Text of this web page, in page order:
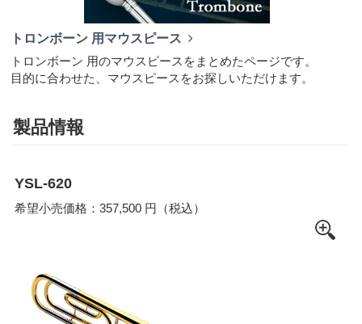
トロンボーン 用マウスピース
トロンボーン 用のマウスピースをまとめたページです。
目的に合わせた、マウスピースをお探しいただけます。
製品情報
YSL-620
希望小売価格：357,500 円（税込）